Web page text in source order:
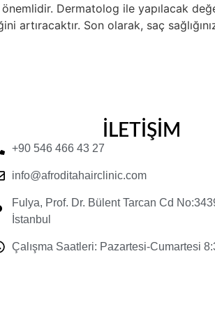
Dermatolog ile yapılacak
artıracaktır. Son olarak, saç
İLETİŞİM
+90 546 466 43 27
info@afroditahairclinic.com
Fulya, Prof. Dr. Bülent Tarcan Cd
İstanbul
Çalışma Saatleri: Pazartesi-Cumartesi